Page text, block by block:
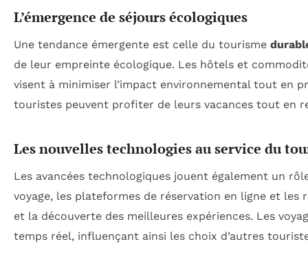
L’émergence de séjours écologiques
Une tendance émergente est celle du tourisme
de leur empreinte écologique. Les hôtels et
visent à minimiser l’impact environnemental tout en
touristes peuvent profiter de leurs vacances tout en
Les nouvelles technologies au service du
Les avancées technologiques jouent également un
voyage, les plateformes de réservation en ligne et
et la découverte des meilleures expériences. Les
temps réel, influençant ainsi les choix d’autres